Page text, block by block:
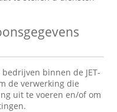
binnen de JET-
de verwerking die
uit te voeren en/of om